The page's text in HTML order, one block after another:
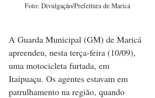
Foto: Divulgação/Prefeitura de Maricá
A Guarda Municipal (GM) de Maricá
apreendeu, nesta terça-feira (10/09),
uma motocicleta furtada, em
Itaipuaçu. Os agentes estavam em
patrulhamento na região, quando